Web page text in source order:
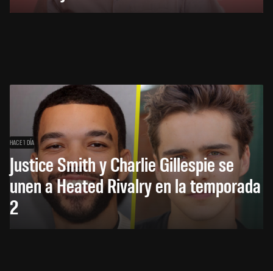
HACE 1 DÍA
Justice Smith y Charlie Gillespie se
unen a Heated Rivalry en la temporada
2